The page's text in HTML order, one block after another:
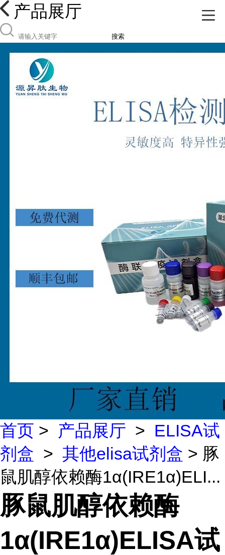
产品展厅
搜索
首页 > 产品展厅 > ELISA试
剂盒 > 其他elisa试剂盒 > 豚
鼠肌醇依赖酶1α(IRE1α)ELI...
豚鼠肌醇依赖酶
1α(IRE1α)ELISA试